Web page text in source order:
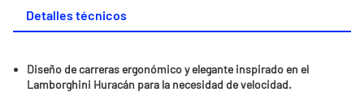
Detalles técnicos
Diseño de carreras ergonómico y elegante inspirado en el
Lamborghini Huracán para la necesidad de velocidad.